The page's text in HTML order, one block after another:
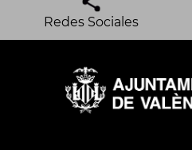
Redes Sociales